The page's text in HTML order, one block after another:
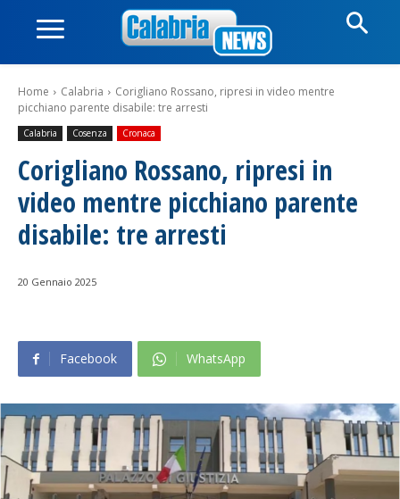
Home Calabria
Corigliano Rossano, ripresi in video mentre
picchiano parente disabile: tre arresti
Calabria Cosenza Cronaca
Corigliano Rossano, ripresi in
video mentre picchiano parente
disabile: tre arresti
20 Gennaio 2025
Facebook WhatsApp